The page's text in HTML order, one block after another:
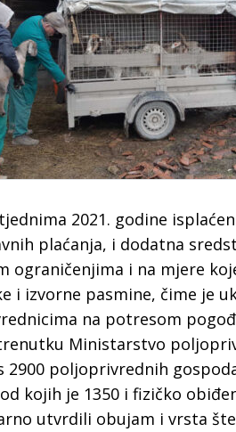
2021. godine
plaćanja, i dodatna
ograničenjima i na mjere
i izvorne pasmine, čime je
na potresom
Ministarstvo
2900 poljoprivrednih
kojih je 1350 i fizičko
utvrdili obujam i vrsta